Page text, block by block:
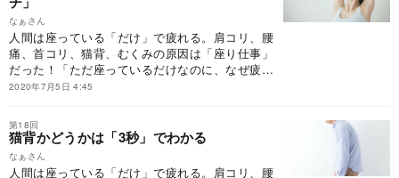
なぁさん
人間は座っている「だけ」で疲れる。肩コリ、腰
痛、首コリ、猫背、むくみの原因は「座り仕事」
だった！「ただ座っているだけなのに、なぜ疲れ
てしまうのか」。その答えはシンプルで明快。
流が悪くなり、コリが生まれる」から。硬くなっ
た筋肉を徹底的にほぐし、コリをとる。それには
ストレッチしかない。
2020年7月5日 4:45
第18回
猫背かどうかは「3秒」でわかる
なぁさん
人間は座っている「だけ」で疲れる。肩コリ、腰